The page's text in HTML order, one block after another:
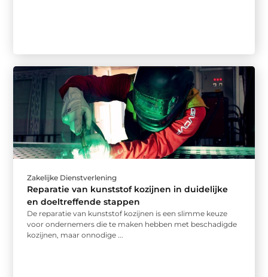
Zakelijke Dienstverlening
Reparatie van kunststof kozijnen in duidelijke
en doeltreffende stappen
De reparatie van kunststof kozijnen is een slimme keuze
voor ondernemers die te maken hebben met beschadigde
kozijnen, maar onnodige ...